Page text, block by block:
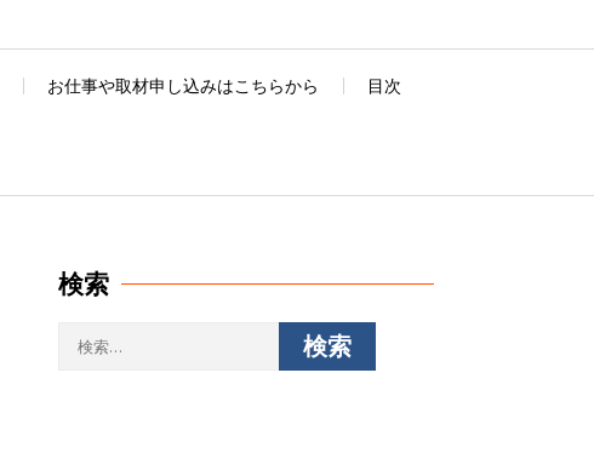
お仕事や取材申し込みはこちらから 目次
検索